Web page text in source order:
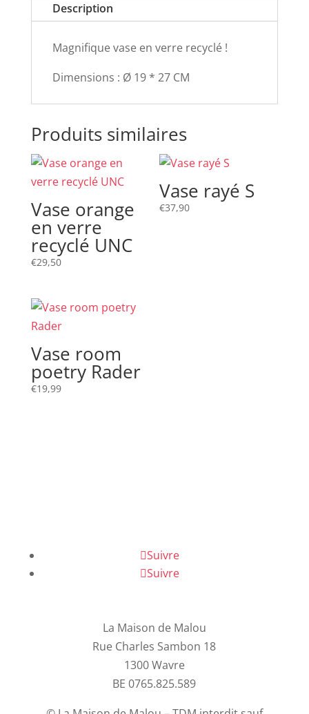
Description
Magnifique vase en verre recyclé !
Dimensions : Ø 19 * 27 CM
Produits similaires
Vase orange
en verre
recyclé UNC
€29,50
Vase rayé S
€37,90
Vase room
poetry Rader
€19,99
Suivre
Suivre
La Maison de Malou
Rue Charles Sambon 18
1300 Wavre
BE 0765.825.589